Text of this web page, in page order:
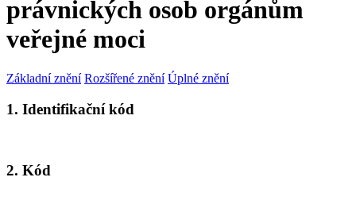
právnických osob orgánům
veřejné moci
Základní znění Rozšířené znění Úplné znění
1. Identifikační kód
2. Kód